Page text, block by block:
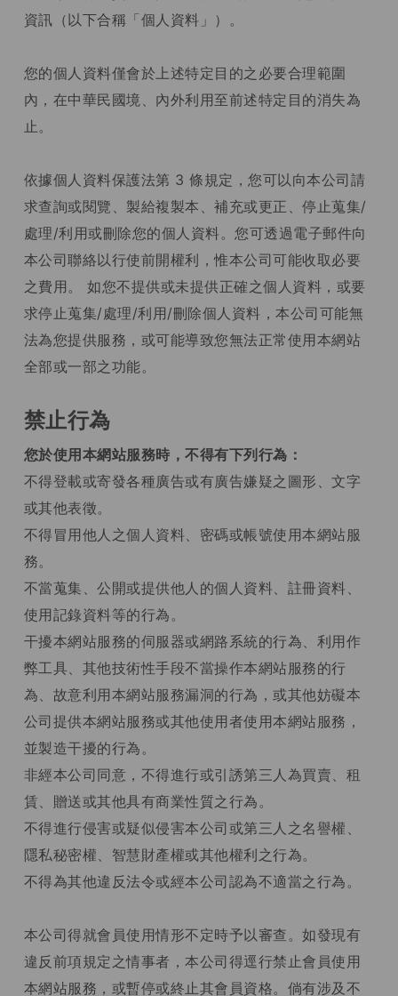
資訊（以下合稱「個人資料」）。
您的個人資料僅會於上述特定目的之必要合理範圍
內，在中華民國境、內外利用至前述特定目的消失為
止。
依據個人資料保護法第 3 條規定，您可以向本公司請
求查詢或閱覽、製給複製本、補充或更正、停止蒐集/
處理/利用或刪除您的個人資料。您可透過電子郵件向
本公司聯絡以行使前開權利，惟本公司可能收取必要
之費用。 如您不提供或未提供正確之個人資料，或要
求停止蒐集/處理/利用/刪除個人資料，本公司可能無
法為您提供服務，或可能導致您無法正常使用本網站
全部或一部之功能。
禁止行為
您於使用本網站服務時，不得有下列行為：
不得登載或寄發各種廣告或有廣告嫌疑之圖形、文字
或其他表徵。
不得冒用他人之個人資料、密碼或帳號使用本網站服
務。
不當蒐集、公開或提供他人的個人資料、註冊資料、
使用記錄資料等的行為。
干擾本網站服務的伺服器或網路系統的行為、利用作
弊工具、其他技術性手段不當操作本網站服務的行
為、故意利用本網站服務漏洞的行為，或其他妨礙本
公司提供本網站服務或其他使用者使用本網站服務，
並製造干擾的行為。
非經本公司同意，不得進行或引誘第三人為買賣、租
賃、贈送或其他具有商業性質之行為。
不得進行侵害或疑似侵害本公司或第三人之名譽權、
隱私秘密權、智慧財產權或其他權利之行為。
不得為其他違反法令或經本公司認為不適當之行為。
本公司得就會員使用情形不定時予以審查。如發現有
違反前項規定之情事者，本公司得逕行禁止會員使用
本網站服務，或暫停或終止其會員資格。倘有涉及不